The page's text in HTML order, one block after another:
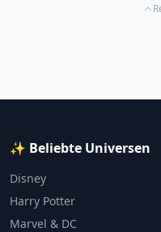
✨ Beliebte Universen
Disney
Harry Potter
Marvel & DC